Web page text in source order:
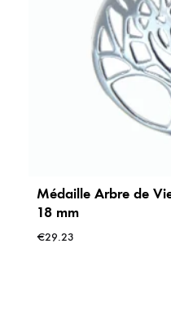
Médaille Arbre de
18 mm
€29.23